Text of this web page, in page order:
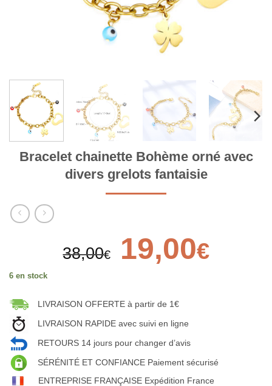
Bracelet chainette Bohème orné avec
divers grelots fantaisie
38,00€
Le
prix
initial
38,00€.
19,00€prix
6 en stock
LIVRAISON OFFERTE à partir de 1€
LIVRAISON RAPIDE avec suivi en ligne
RETOURS 14 jours pour changer d’avis
SÉRÉNITÉ ET CONFIANCE Paiement sécurisé
ENTREPRISE FRANÇAISE Expédition France